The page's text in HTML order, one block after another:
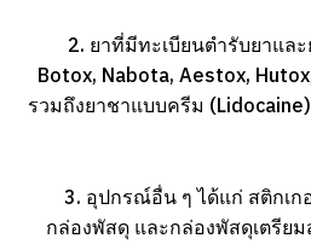
2. ยาที่มีทะเบียนตำรับยาแล
Botox, Nabota, Aestox,
รวมถึงยาชาแบบครีม
3. อุปกรณ์อื่น ๆ ได้แก่ สติกเ
กล่องพัสดุ และกล่องพัสดุเตรี